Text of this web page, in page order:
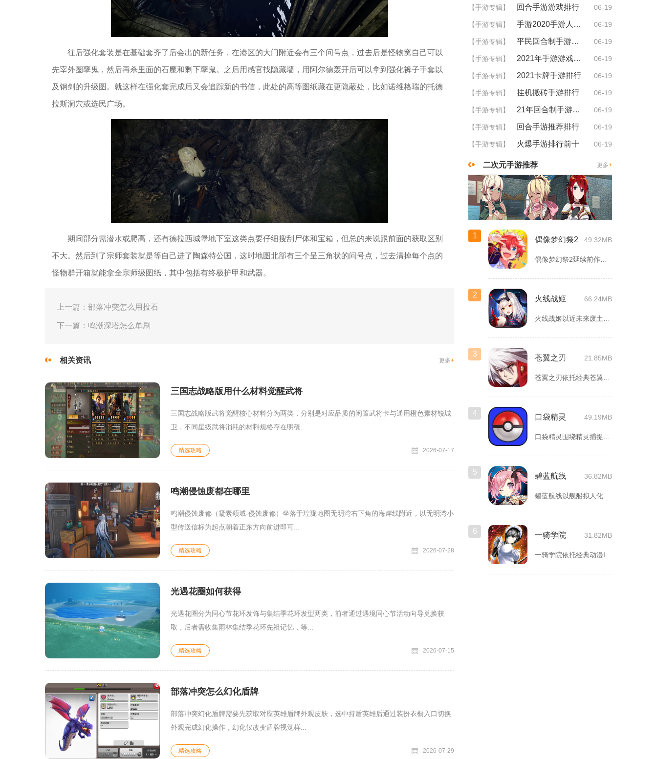
往后强化套装是在基础套齐了后会出的新任务，在港区的大门附近会有三个问号点，过去后是怪物窝自己可以
先宰外圈孽鬼，然后再杀里面的石魔和剩下孽鬼。之后用感官找隐藏墙，用阿尔德轰开后可以拿到强化裤子手套以
及钢剑的升级图。就这样在强化套完成后又会追踪新的书信，此处的高等图纸藏在更隐蔽处，比如诺维格瑞的托德
拉斯洞穴或选民广场。
期间部分需潜水或爬高，还有德拉西城堡地下室这类点要仔细搜刮尸体和宝箱，但总的来说跟前面的获取区别
不大。然后到了宗师套装就是等自己进了陶森特公国，这时地图北部有三个呈三角状的问号点，过去清掉每个点的
怪物群开箱就能拿全宗师级图纸，其中包括有终极护甲和武器。
上一篇：部落冲突怎么用投石
下一篇：鸣潮深塔怎么单刷
相关资讯 更多+
三国志战略版用什么材料觉醒武将
三国志战略版武将觉醒核心材料分为两类，分别是对应品质的闲置武将卡与通用橙色素材锐城
卫，不同星级武将消耗的材料规格存在明确...
精选攻略 2026-07-17
鸣潮侵蚀废都在哪里
鸣潮侵蚀废都（凝素领域‑侵蚀废都）坐落于瑝珑地图无明湾右下角的海岸线附近，以无明湾小
型传送信标为起点朝着正东方向前进即可...
精选攻略 2026-07-28
光遇花圈如何获得
光遇花圈分为同心节花环发饰与集结季花环发型两类，前者通过遇境同心节活动向导兑换获
取，后者需收集雨林集结季花环先祖记忆，等...
精选攻略 2026-07-15
部落冲突怎么幻化盾牌
部落冲突幻化盾牌需要先获取对应英雄盾牌外观皮肤，选中持盾英雄后通过装扮衣橱入口切换
外观完成幻化操作，幻化仅改变盾牌视觉样...
精选攻略 2026-07-29
【手游专辑】 回合手游游戏排行 06-19
【手游专辑】 手游2020手游人气排行 06-19
【手游专辑】 平民回合制手游排行 06-19
【手游专辑】 2021年手游游戏排行 06-19
【手游专辑】 2021卡牌手游排行 06-19
【手游专辑】 挂机搬砖手游排行 06-19
【手游专辑】 21年回合制手游排行 06-19
【手游专辑】 回合手游推荐排行 06-19
【手游专辑】 火爆手游排行前十 06-19
二次元手游推荐 更多+
1 偶像梦幻祭2 49.32MB
2 火线战姬 66.24MB
3 苍翼之刃 21.85MB
4 口袋精灵 49.19MB
5 碧蓝航线 36.82MB
6 一骑学院 31.82MB